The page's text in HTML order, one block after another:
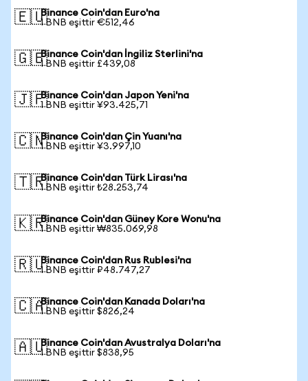
🇪🇺Binance Coin'dan Euro'na
1 BNB eşittir €512,46
🇬🇧Binance Coin'dan İngiliz Sterlini'na
1 BNB eşittir £439,08
🇯🇵Binance Coin'dan Japon Yeni'na
1 BNB eşittir ¥93.425,71
🇨🇳Binance Coin'dan Çin Yuanı'na
1 BNB eşittir ¥3.997,10
🇹🇷Binance Coin'dan Türk Lirası'na
1 BNB eşittir ₺28.253,74
🇰🇷Binance Coin'dan Güney Kore Wonu'na
1 BNB eşittir ₩835.069,98
🇷🇺Binance Coin'dan Rus Rublesi'na
1 BNB eşittir ₽48.747,27
🇨🇦Binance Coin'dan Kanada Doları'na
1 BNB eşittir $826,24
🇦🇺Binance Coin'dan Avustralya Doları'na
1 BNB eşittir $838,95